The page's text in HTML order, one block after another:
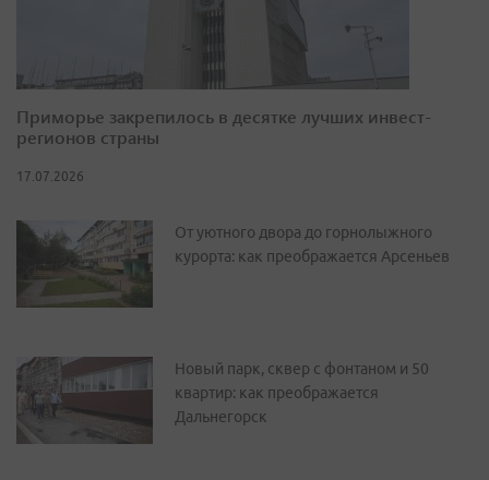
Приморье закрепилось в десятке лучших инвест-
регионов страны
17.07.2026
От уютного двора до горнолыжного
курорта: как преображается Арсеньев
Новый парк, сквер с фонтаном и 50
квартир: как преображается
Дальнегорск